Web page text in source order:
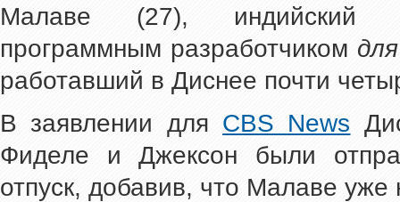
Малаве (27), индийский
программным разработчиком
работавший в Диснее почти
В заявлении для CBS News
Фиделе и Джексон были
отпуск, добавив, что Малаве